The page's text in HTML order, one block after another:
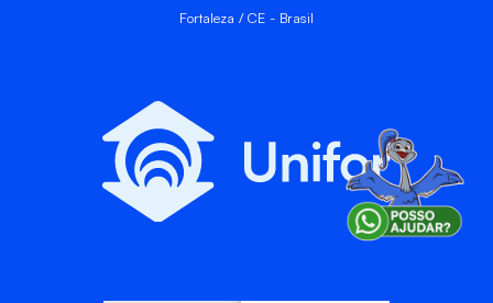
Fortaleza / CE - Brasil